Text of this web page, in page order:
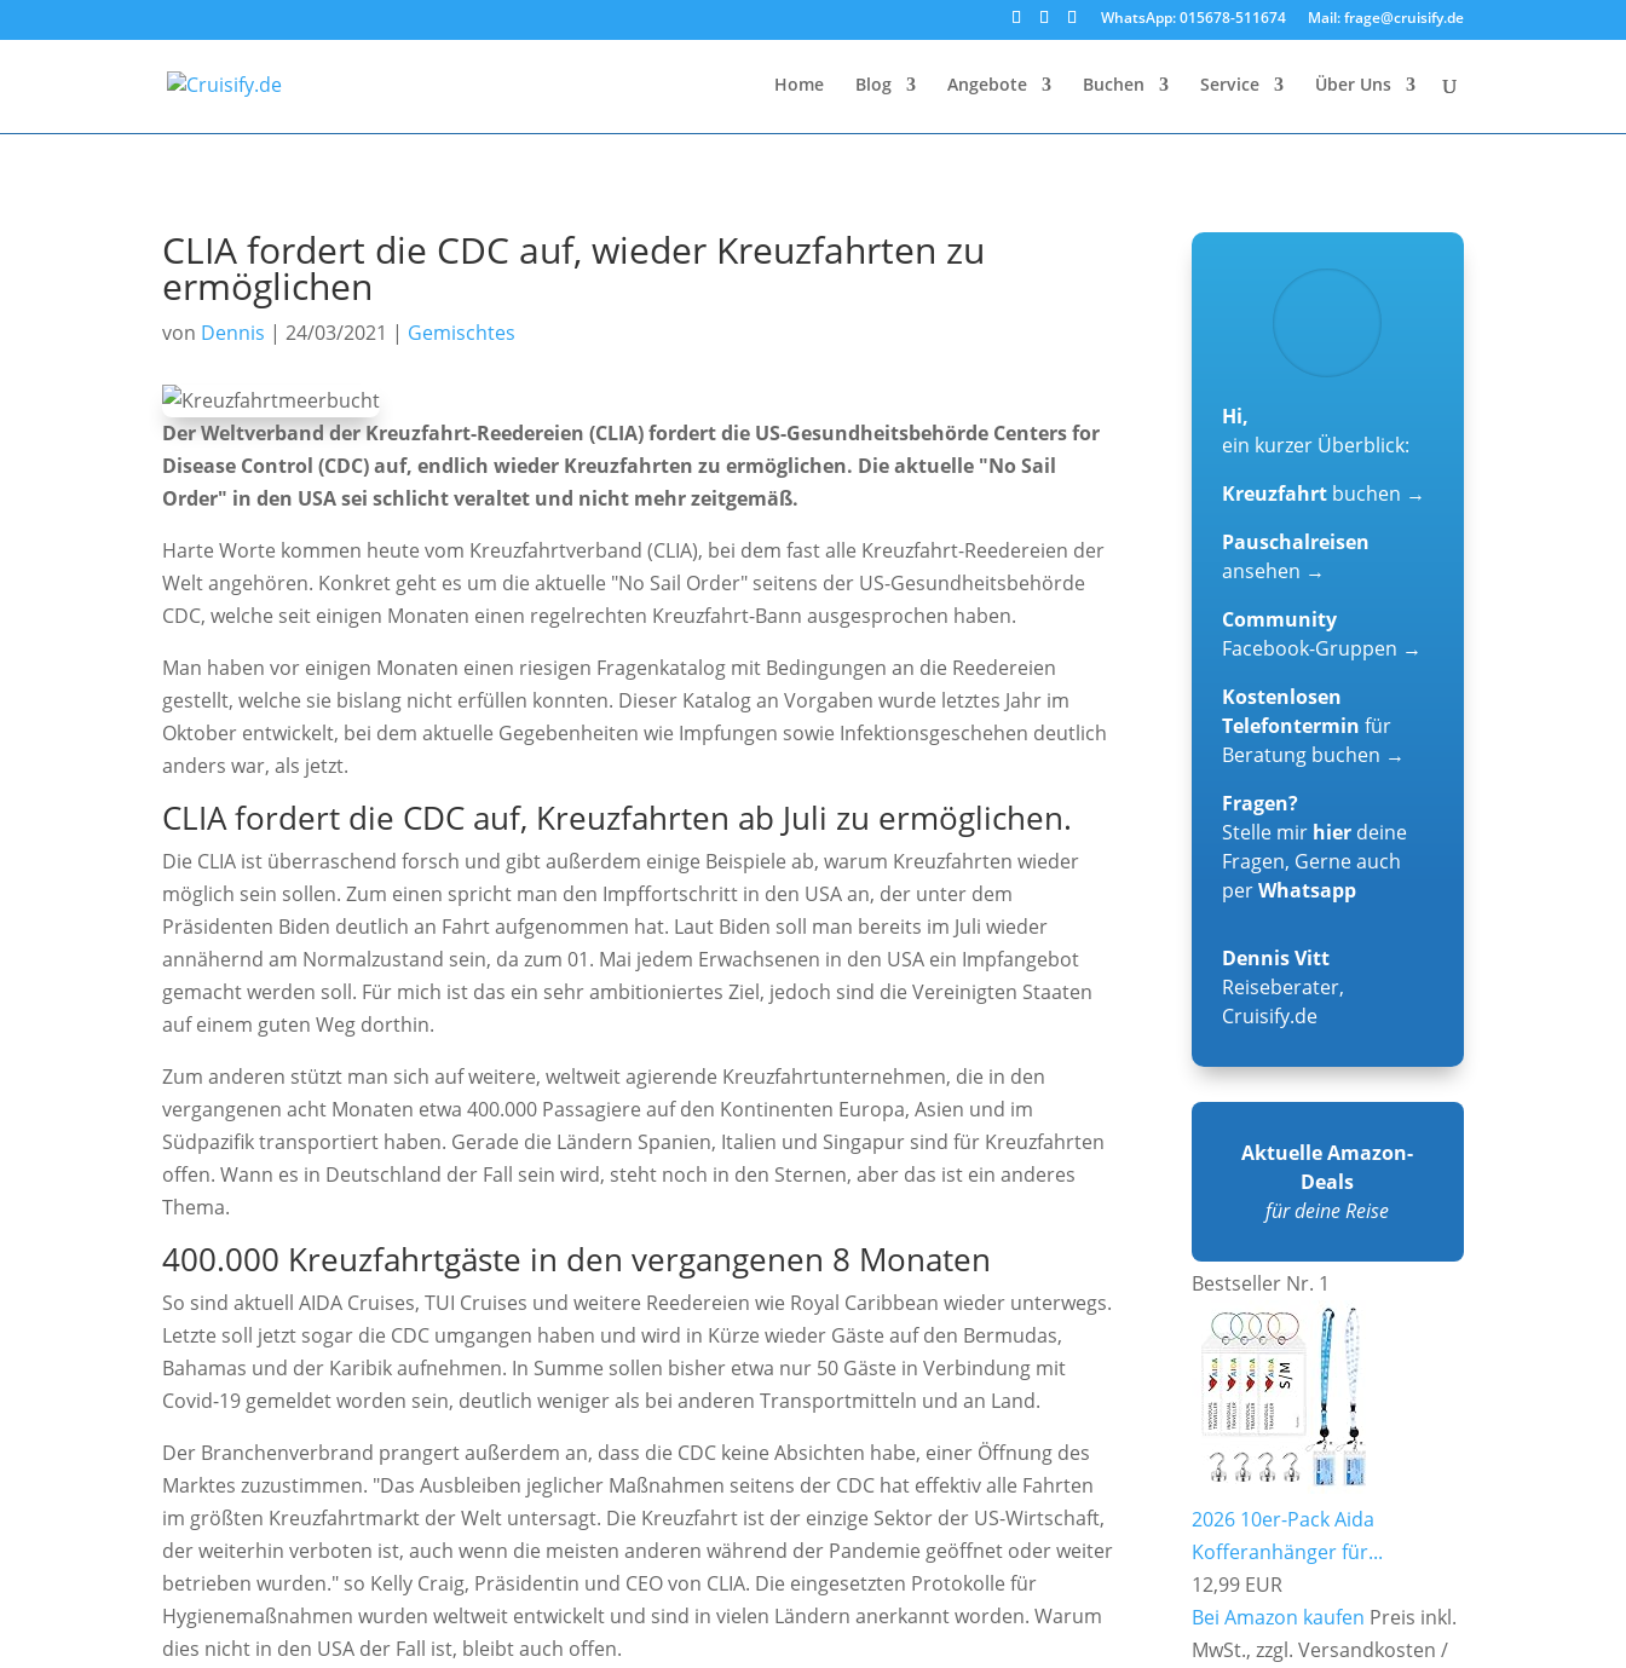
WhatsApp: 015678-511674 Mail: frage@cruisify.de
Home Blog Angebote Buchen Service Über Uns
CLIA fordert die CDC auf, wieder Kreuzfahrten zu
ermöglichen
von Dennis |24/03/2021 | Gemischtes
Der Weltverband der Kreuzfahrt-Reedereien (CLIA) fordert die US-Gesundheitsbehörde Centers for
Disease Control (CDC) auf, endlich wieder Kreuzfahrten zu ermöglichen. Die aktuelle "No Sail
Order" in den USA sei schlicht veraltet und nicht mehr zeitgemäß.
Harte Worte kommen heute vom Kreuzfahrtverband (CLIA), bei dem fast alle Kreuzfahrt-Reedereien der
Welt angehören. Konkret geht es um die aktuelle "No Sail Order" seitens der US-Gesundheitsbehörde
CDC, welche seit einigen Monaten einen regelrechten Kreuzfahrt-Bann ausgesprochen haben.
Man haben vor einigen Monaten einen riesigen Fragenkatalog mit Bedingungen an die Reedereien
gestellt, welche sie bislang nicht erfüllen konnten. Dieser Katalog an Vorgaben wurde letztes Jahr im
Oktober entwickelt, bei dem aktuelle Gegebenheiten wie Impfungen sowie Infektionsgeschehen deutlich
anders war, als jetzt.
CLIA fordert die CDC auf, Kreuzfahrten ab Juli zu ermöglichen.
Die CLIA ist überraschend forsch und gibt außerdem einige Beispiele ab, warum Kreuzfahrten wieder
möglich sein sollen. Zum einen spricht man den Impffortschritt in den USA an, der unter dem
Präsidenten Biden deutlich an Fahrt aufgenommen hat. Laut Biden soll man bereits im Juli wieder
annähernd am Normalzustand sein, da zum 01. Mai jedem Erwachsenen in den USA ein Impfangebot
gemacht werden soll. Für mich ist das ein sehr ambitioniertes Ziel, jedoch sind die Vereinigten Staaten
auf einem guten Weg dorthin.
Zum anderen stützt man sich auf weitere, weltweit agierende Kreuzfahrtunternehmen, die in den
vergangenen acht Monaten etwa 400.000 Passagiere auf den Kontinenten Europa, Asien und im
Südpazifik transportiert haben. Gerade die Ländern Spanien, Italien und Singapur sind für Kreuzfahrten
offen. Wann es in Deutschland der Fall sein wird, steht noch in den Sternen, aber das ist ein anderes
Thema.
400.000 Kreuzfahrtgäste in den vergangenen 8 Monaten
So sind aktuell AIDA Cruises, TUI Cruises und weitere Reedereien wie Royal Caribbean wieder unterwegs.
Letzte soll jetzt sogar die CDC umgangen haben und wird in Kürze wieder Gäste auf den Bermudas,
Bahamas und der Karibik aufnehmen. In Summe sollen bisher etwa nur 50 Gäste in Verbindung mit
Covid-19 gemeldet worden sein, deutlich weniger als bei anderen Transportmitteln und an Land.
Der Branchenverbrand prangert außerdem an, dass die CDC keine Absichten habe, einer Öffnung des
Marktes zuzustimmen. "Das Ausbleiben jeglicher Maßnahmen seitens der CDC hat effektiv alle Fahrten
im größten Kreuzfahrtmarkt der Welt untersagt. Die Kreuzfahrt ist der einzige Sektor der US-Wirtschaft,
der weiterhin verboten ist, auch wenn die meisten anderen während der Pandemie geöffnet oder weiter
betrieben wurden." so Kelly Craig, Präsidentin und CEO von CLIA. Die eingesetzten Protokolle für
Hygienemaßnahmen wurden weltweit entwickelt und sind in vielen Ländern anerkannt worden. Warum
dies nicht in den USA der Fall ist, bleibt auch offen.
Hi,
ein kurzer Überblick:
Kreuzfahrt buchen →
Pauschalreisen
ansehen →
Community
Facebook-Gruppen →
Kostenlosen
Telefonterminfür
Beratung buchen →
Fragen?
Stelle mir hier deine
Fragen, Gerne auch
perWhatsapp
Dennis Vitt
Reiseberater,
Cruisify.de
Aktuelle Amazon-
Deals
für deine Reise
Bestseller Nr. 1
2026 10er-Pack Aida
Kofferanhänger für...
12,99 EUR
Bei Amazon kaufen Preis inkl.
MwSt., zzgl. Versandkosten /